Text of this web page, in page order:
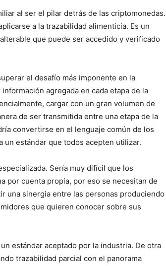
al ser el pilar detrás de las criptomonedas.
a la trazabilidad alimenticia. Es un
que puede ser accedido y verificado
el desafío más imponente en la
agregada en cada etapa de la
cargar con un gran volumen de
de ser transmitida entre una etapa de la
convertirse en el lenguaje común de los
un estándar que todos acepten utilizar.
Sería muy difícil que los
por cuenta propia, por eso se necesitan de
una sinergia entre las personas produciendo
que quieren conocer sobre sus
estándar aceptado por la industria. De otra
trazabilidad parcial con el panorama